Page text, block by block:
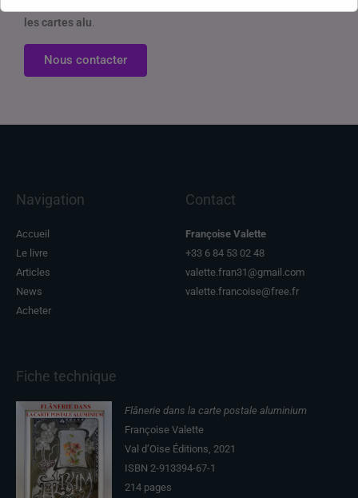
les cartes alu.
Nous contacter
Navigation
Accueil
Le livre
Articles
News
Acheter
Contact
Françoise Valette
+33 6 84 53 02 48
valette.fran31@gmail.com
valette.francoise@free.fr
Fiche technique
Flânerie dans la carte postale aluminium
Françoise Valette
Val d’Oise Éditions, 2021
ISBN 2-913394-67-1
214 pages